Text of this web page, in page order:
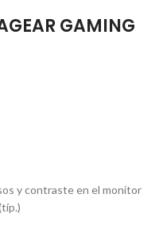
GAMING